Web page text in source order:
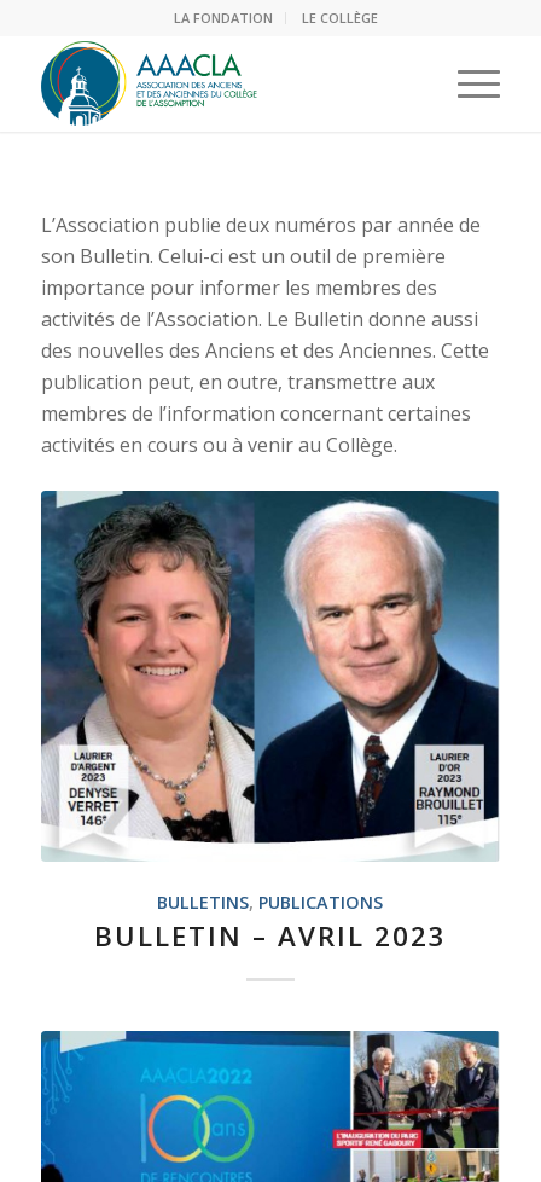
LA FONDATION LE COLLÈGE
L’Association publie deux numéros par année de
son Bulletin. Celui-ci est un outil de première
importance pour informer les membres des
activités de l’Association. Le Bulletin donne aussi
des nouvelles des Anciens et des Anciennes. Cette
publication peut, en outre, transmettre aux
membres de l’information concernant certaines
activités en cours ou à venir au Collège.
BULLETINS, PUBLICATIONS
BULLETIN – AVRIL 2023